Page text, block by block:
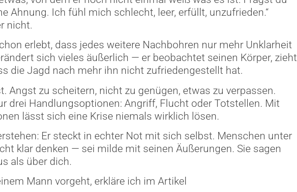
Ahnung. Ich fühl mich schlecht, leer, erfüllt, unzufrieden.“
nicht.
erlebt, dass jedes weitere Nachbohren nur mehr Unklarheit
sich vieles äußerlich — er beobachtet seinen Körper, zieht
die Jagd nach mehr ihn nicht zufriedengestellt hat.
Angst zu scheitern, nicht zu genügen, etwas zu verpassen.
drei Handlungsoptionen: Angriff, Flucht oder Totstellen. Mit
lässt sich eine Krise niemals wirklich lösen.
Er steckt in echter Not mit sich selbst. Menschen unter
klar denken — sei milde mit seinen Äußerungen. Sie sagen
als über dich.
Mann vorgeht, erkläre ich im Artikel